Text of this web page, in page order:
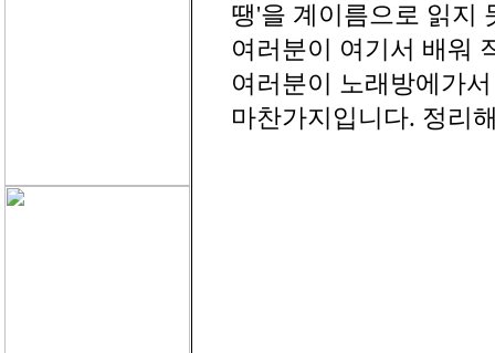
땡'을 계이름으로 읽지
여러분이 여기서 배워
여러분이 노래방에가
마찬가지입니다. 정리